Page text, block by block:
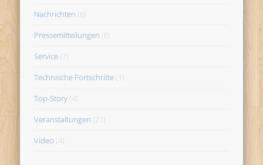
Nachrichten (6)
Pressemitteilungen (6)
Service (7)
Technische Fortschritte (1)
Top-Story (4)
Veranstaltungen (21)
Video (4)